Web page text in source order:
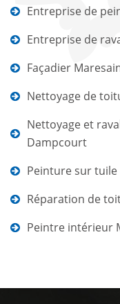
Entreprise de
Entreprise de
Façadier
Nettoyage de
Nettoyage et
Dampcourt
Peinture sur
Réparation de
Peintre intérieur